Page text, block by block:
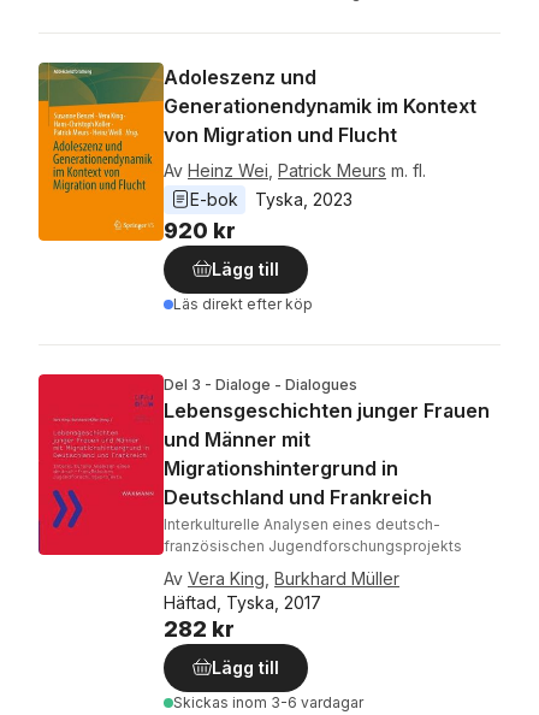
Adoleszenz und
Generationendynamik im Kontext
von Migration und Flucht
Av Heinz Wei Patrick Meurs m. fl.
E-bok
Tyska 2023
920 kr
Lägg till
Läs direkt efter köp
Del 3 - Dialoge - Dialogues
Lebensgeschichten junger Frauen
und Männer mit
Migrationshintergrund in
Deutschland und Frankreich
Interkulturelle Analysen eines deutsch-
französischen Jugendforschungsprojekts
Av Vera King Burkhard Müller
Häftad, Tyska, 2017
282 kr
Lägg till
Skickas inom 3-6 vardagar